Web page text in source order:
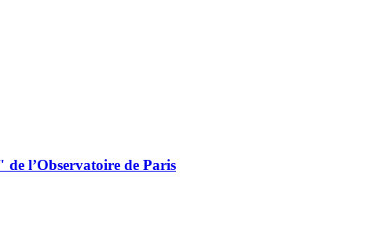
l’Observatoire de Paris